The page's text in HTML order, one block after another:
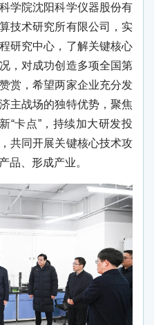
学院沈阳科学仪器股份有
技术研究所有限公司，实
研究中心，了解关键核心
，对成功创造多项全国第
赏，希望两家企业充分发
主战场的独特优势，聚焦
“卡点”，持续加大研发投
共同开展关键核心技术攻
品、形成产业。